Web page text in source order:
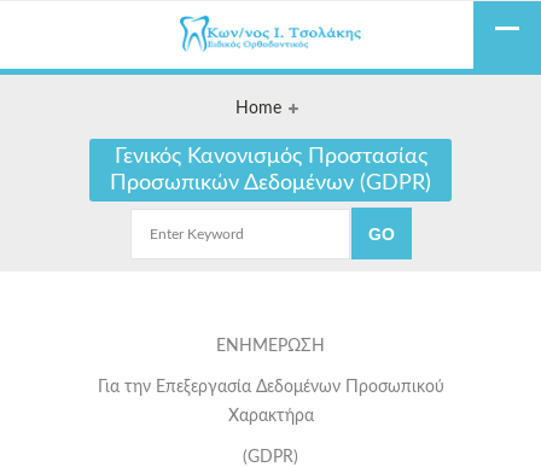
Home
Γενικός Κανονισμός Προστασίας
Προσωπικών Δεδομένων (GDPR)
ΕΝΗΜΕΡΩΣΗ
Για την Επεξεργασία Δεδομένων Προσωπικού
Χαρακτήρα
(GDPR)